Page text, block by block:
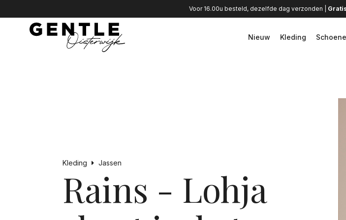
Voor 16.00u besteld, dezelfde dag verzonden |
Nieuw Kleding
Kleding Jassen
Rains - Lohja